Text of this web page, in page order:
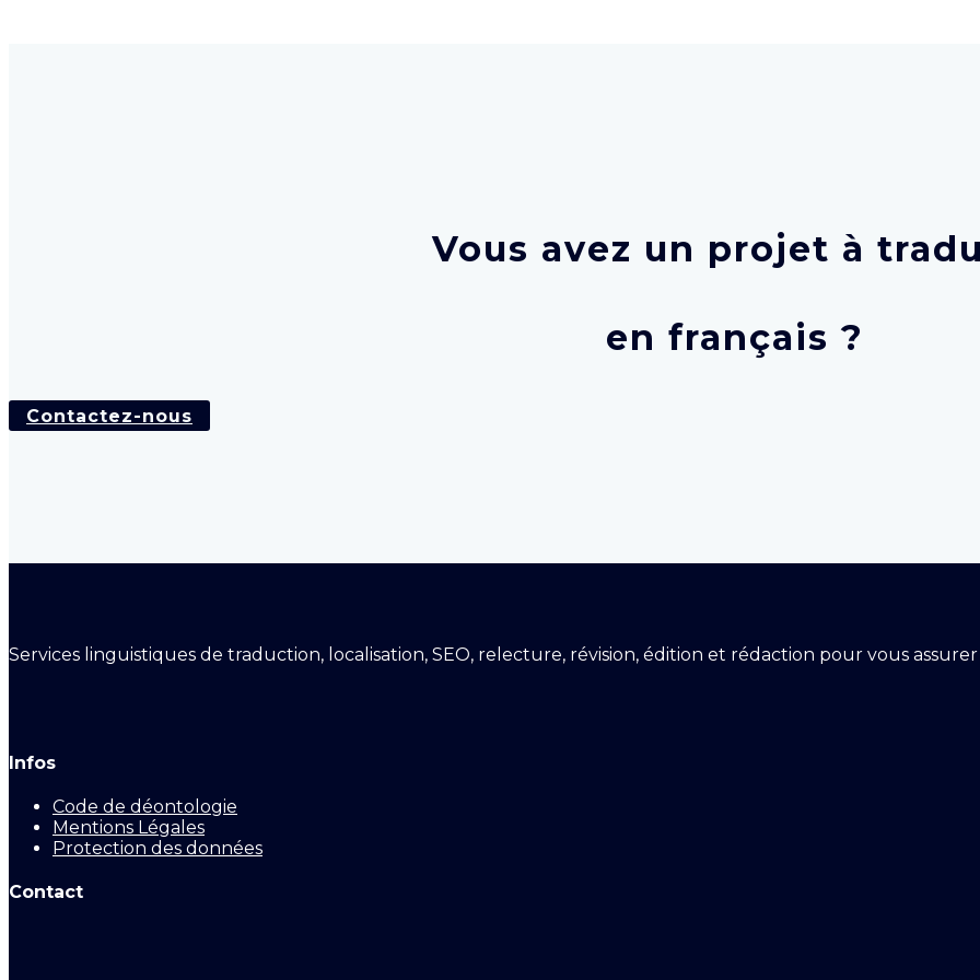
Vous avez un projet à
en français ?
Contactez-nous
Services linguistiques de traduction, localisation, SEO, relecture, révision, édition et rédaction pour vous
Infos
Code de déontologie
Mentions Légales
Protection des données
Contact